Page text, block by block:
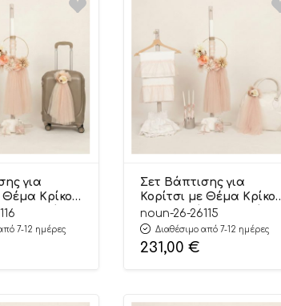
για
Θέμα Κρίκος
Εκρού-
7-12 ημέρες
Σετ Βάπτισης για
Κορίτσι με Θέμα Κρίκος
με Λουλούδια Εκρού-
Πούδρα 26115
noun-26-26115
Διαθέσιμο από 7-12 ημέρες
231,00 €